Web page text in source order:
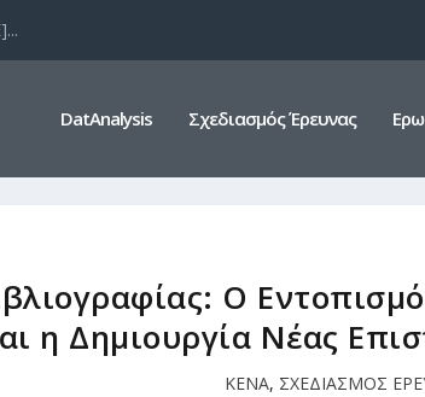
DatAnalysis Σχεδιασμός Έρευνας
Ο
η Δημιουργία Νέας
ΚΕΝΑ, ΣΧΕΔΙΑΣΜΟΣ